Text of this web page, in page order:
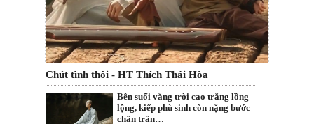
Chút tình thôi - HT Thích Thái Hòa
Bên suối vắng trời cao trăng lồng
lộng, kiếp phù sinh còn nặng bước
chân trần…